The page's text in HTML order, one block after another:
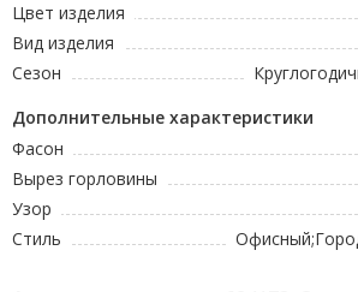
Цвет изделия
Вид изделия
Сезон
Дополнительные характеристики
Фасон
Вырез горловины
Узор
Стиль